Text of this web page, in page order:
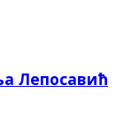
Лепосавић